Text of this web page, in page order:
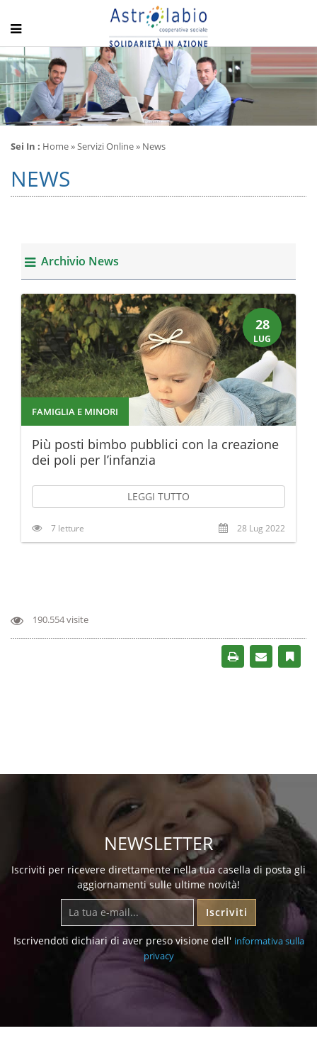
Sei In : Home» Servizi Online » News
NEWS
Archivio News
28
LUG
FAMIGLIA E MINORI
Più posti bimbo pubblici con la creazione
dei poli per l’infanzia
LEGGI TUTTO
7 letture 28 Lug 2022
190.554 visite
NEWSLETTER
Iscriviti per ricevere direttamente nella tua casella di posta gli
aggiornamenti sulle ultime novità!
Iscriviti
Iscrivendoti dichiari di aver preso visione dell' informativa sulla
privacy